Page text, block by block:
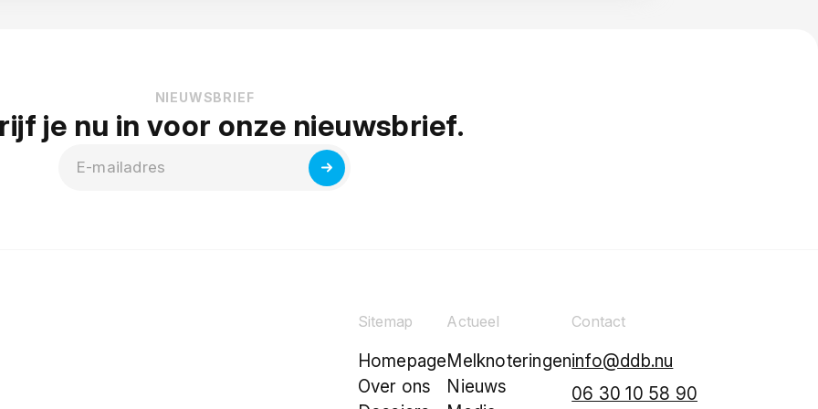
NIEUWSBRIEF
je nu in voor onze nieuwsbrief.
Sitemap
Homepage
Over ons
Actueel
Melknoteringen
Nieuws
Contact
info@ddb.nu
06 30 10 58 90